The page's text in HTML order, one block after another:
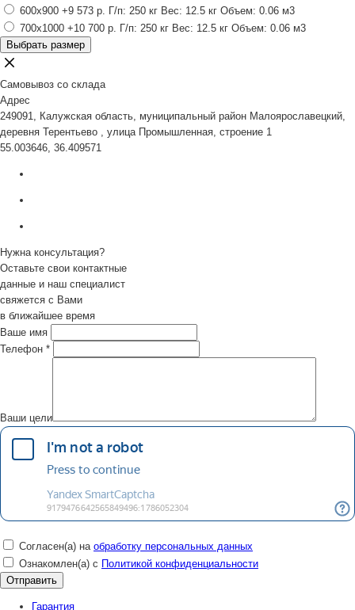
600x900 +9 573 р. Г/п: 250 кг Вес: 12.5 кг Объем: 0.06 м3
700x1000 +10 700 р. Г/п: 250 кг Вес: 12.5 кг Объем: 0.06 м3
Выбрать размер
Самовывоз со склада
Адрес
249091, Калужская область, муниципальный район Малоярославецкий,
деревня Терентьево , улица Промышленная, строение 1
55.003646, 36.409571
Нужна консультация?
Оставьте свои контактные
данные и наш специалист
свяжется с Вами
в ближайшее время
Ваше имя
Телефон *
Ваши цели
Согласен(а) на обработку персональных данных
Ознакомлен(а) с Политикой конфиденциальности
Гарантия